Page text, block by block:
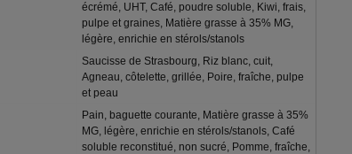
écrémé, UHT, Café, poudre soluble, Kiwi, frais,
pulpe et graines, Matière grasse à 35% MG,
légère, enrichie en stérols/stanols
Saucisse de Strasbourg, Riz blanc, cuit,
Agneau, côtelette, grillée, Poire, fraîche, pulpe
et peau
Pain, baguette courante, Matière grasse à 35%
MG, légère, enrichie en stérols/stanols, Café
soluble reconstitué, non sucré, Pomme, fraîche,